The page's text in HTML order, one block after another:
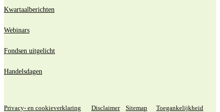
Kwartaalberichten
Webinars
Fondsen uitgelicht
Handelsdagen
Privacy- en cookieverklaring Disclaimer Sitemap Toegankelijkheid